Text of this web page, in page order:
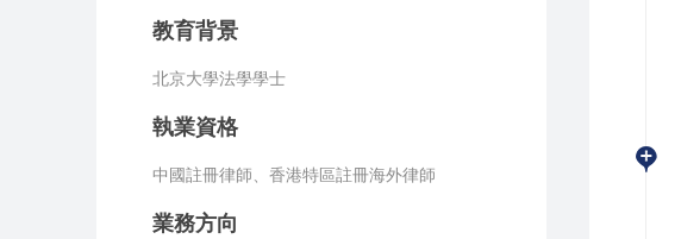
教育背景
北京大學法學學士
執業資格
中國註冊律師、香港特區註冊海外律師
業務方向